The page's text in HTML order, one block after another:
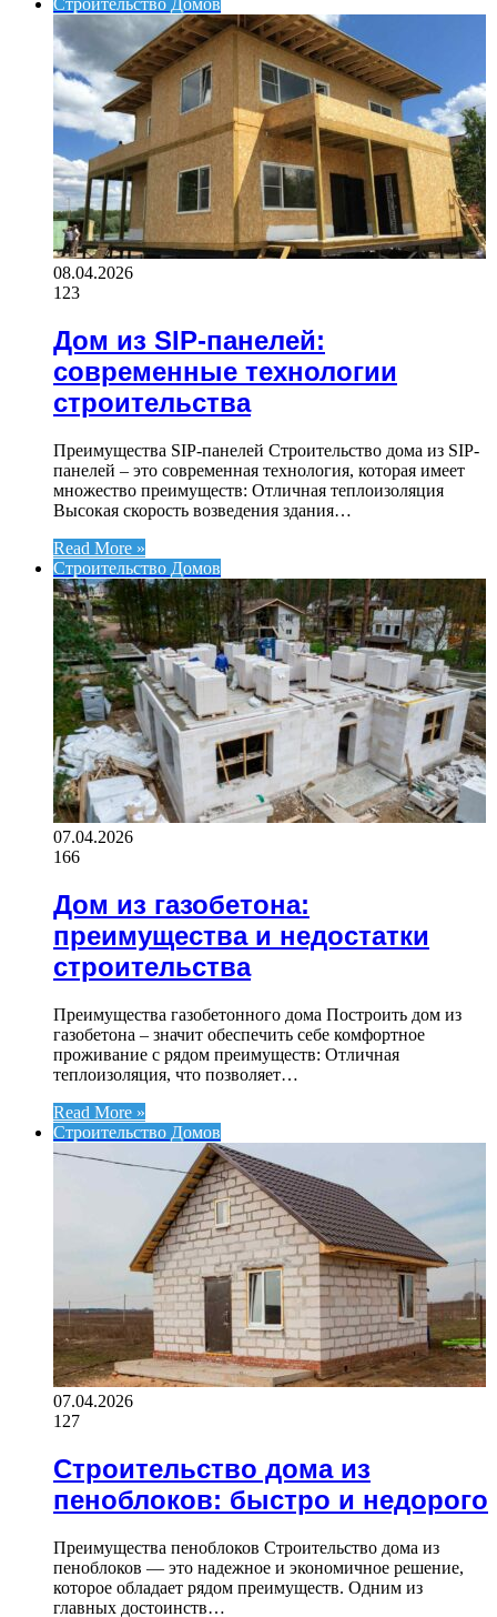
Строительство Домов
08.04.2026
123
Дом из SIP-панелей:
современные технологии
строительства
Преимущества SIP-панелей Строительство дома из SIP-
панелей – это современная технология, которая имеет
множество преимуществ: Отличная теплоизоляция
Высокая скорость возведения здания…
Read More »
Строительство Домов
07.04.2026
166
Дом из газобетона:
преимущества и недостатки
строительства
Преимущества газобетонного дома Построить дом из
газобетона – значит обеспечить себе комфортное
проживание с рядом преимуществ: Отличная
теплоизоляция, что позволяет…
Read More »
Строительство Домов
07.04.2026
127
Строительство дома из
пеноблоков: быстро и недорого
Преимущества пеноблоков Строительство дома из
пеноблоков — это надежное и экономичное решение,
которое обладает рядом преимуществ. Одним из
главных достоинств…